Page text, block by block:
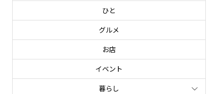
ひと
グルメ
お店
イベント
暮らし